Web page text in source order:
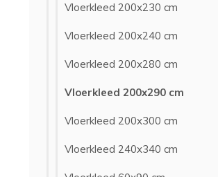
Vloerkleed 200x230 cm
Vloerkleed 200x240 cm
Vloerkleed 200x280 cm
Vloerkleed 200x290 cm
Vloerkleed 200x300 cm
Vloerkleed 240x340 cm